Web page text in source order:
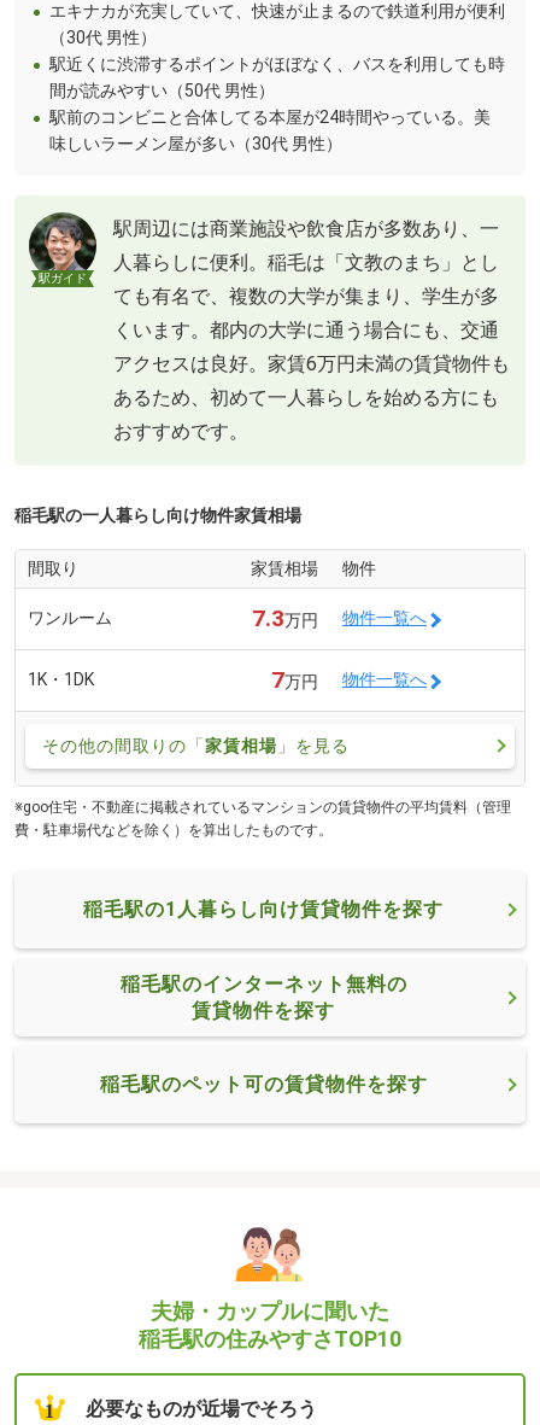
エキナカが充実していて、快速が止まるので鉄道利用が便利
（30代 男性）
駅近くに渋滞するポイントがほぼなく、バスを利用しても時
間が読みやすい（50代 男性）
駅前のコンビニと合体してる本屋が24時間やっている。美
味しいラーメン屋が多い（30代 男性）
駅ガイド
駅周辺には商業施設や飲食店が多数あり、一
人暮らしに便利。稲毛は「文教のまち」とし
ても有名で、複数の大学が集まり、学生が多
くいます。都内の大学に通う場合にも、交通
アクセスは良好。家賃6万円未満の賃貸物件も
あるため、初めて一人暮らしを始める方にも
おすすめです。
稲毛駅の一人暮らし向け物件家賃相場
間取り 家賃相場 物件
ワンルーム 7.3万円 物件一覧へ
1K・1DK 7万円 物件一覧へ
その他の間取りの「家賃相場 」を見る
※goo住宅・不動産に掲載されているマンションの賃貸物件の平均賃料（管理
費・駐車場代などを除く）を算出したものです。
稲毛駅の1人暮らし向け賃貸物件を探す
稲毛駅のインターネット無料の
賃貸物件を探す
稲毛駅のペット可の賃貸物件を探す
夫婦・カップルに聞いた
稲毛駅の住みやすさTOP10
1 必要なものが近場でそろう